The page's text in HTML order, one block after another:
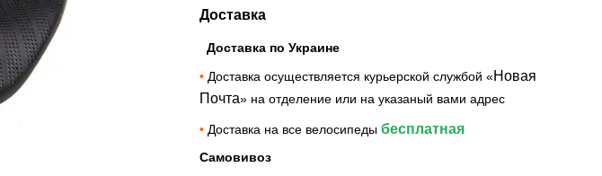
Доставка
Доставка по Украине
• Доставка осуществляется курьерской службой «Новая
Почта» на отделение или на указаный вами адрес
• Доставка на все велосипеды бесплатная
Самовивоз